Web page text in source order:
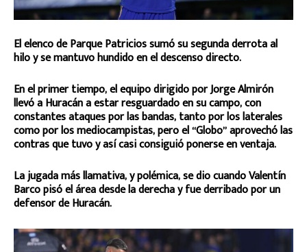
El elenco de Parque Patricios sumó su segunda derrota al
hilo y se mantuvo hundido en el descenso directo.
En el primer tiempo, el equipo dirigido por Jorge Almirón
llevó a Huracán a estar resguardado en su campo, con
constantes ataques por las bandas, tanto por los laterales
como por los mediocampistas, pero el “Globo” aprovechó las
contras que tuvo y así casi consiguió ponerse en ventaja.
La jugada más llamativa, y polémica, se dio cuando Valentín
Barco pisó el área desde la derecha y fue derribado por un
defensor de Huracán.